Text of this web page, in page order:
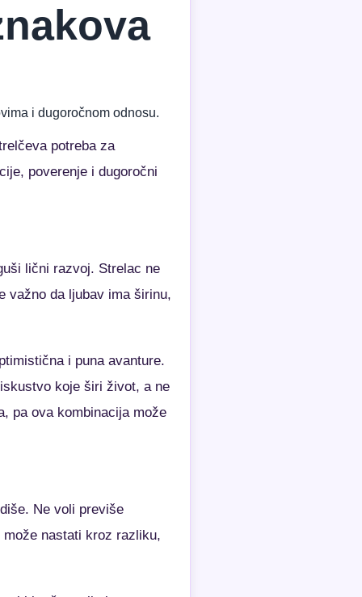
i dugoročnom odnosu.
potreba za
poverenje i dugoročni
lični razvoj. Strelac ne
važno da ljubav ima širinu,
i puna avanture.
koje širi život, a ne
pa ova kombinacija može
Ne voli previše
nastati kroz razliku,